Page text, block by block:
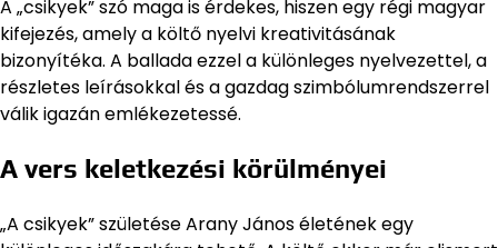
A „csikyek” szó maga is érdekes, hiszen egy régi magyar
kifejezés, amely a költő nyelvi kreativitásának
bizonyítéka. A ballada ezzel a különleges nyelvezettel, a
részletes leírásokkal és a gazdag szimbólumrendszerrel
válik igazán emlékezetessé.
A vers keletkezési körülményei
„A csikyek” születése Arany János életének egy